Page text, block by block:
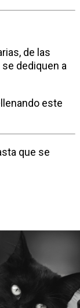
de las
dediquen a
este
que se